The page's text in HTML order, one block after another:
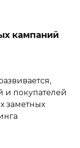
кампаний
и покупателей
заметных